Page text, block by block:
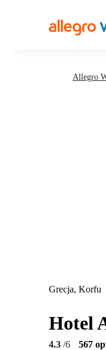
Allegro
Grecja, Korfu
Hotel
4.3 /6
567